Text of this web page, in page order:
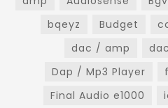
bqeyz
Budget
dac / amp
Dap / Mp3 Player
Final Audio e1000